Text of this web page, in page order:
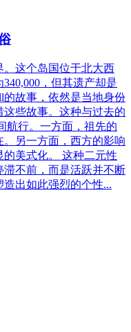
这个岛国位于北大西
，但其遗产却是
的故事，依然是当地身份
些故事。这种与过去的
航行。一方面，祖先的
另一方面，西方的影响
美式化。 这种二元性
不前，而是活跃并不断
出如此强烈的个性...